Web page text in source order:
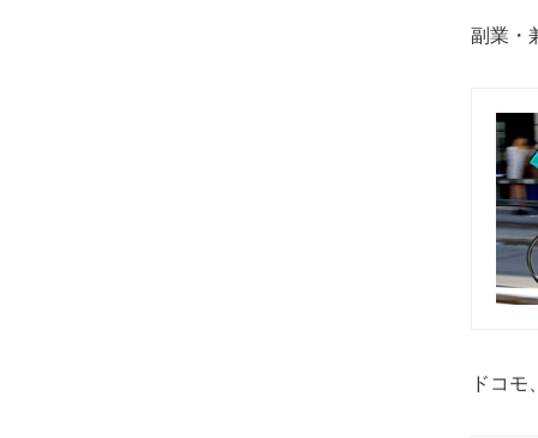
副業・
ドコ